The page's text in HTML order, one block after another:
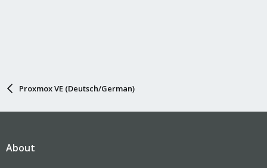
Proxmox VE (Deutsch/German)
About